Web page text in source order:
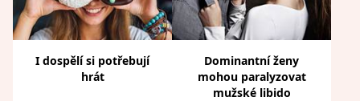
I dospělí si potřebují
hrát
Dominantní ženy
mohou paralyzovat
mužské libido